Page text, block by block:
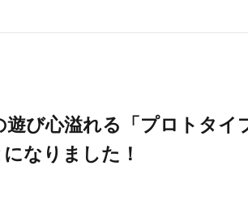
び心溢れる「プロトタイ
なりました！